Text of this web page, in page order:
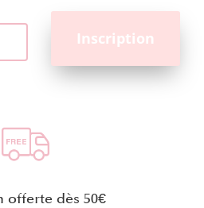
offerte dès 50€